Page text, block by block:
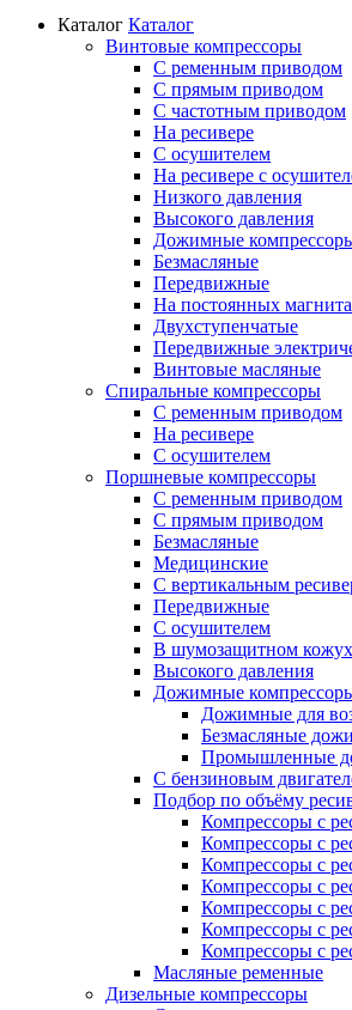
Каталог Каталог
Винтовые компрессоры
С ременным приводом
С прямым приводом
С частотным приводом
На ресивере
С осушителем
На ресивере с
Низкого давления
Высокого давления
Дожимные
Безмасляные
Передвижные
На постоянных
Двухступенчатые
Передвижные
Винтовые масляные
Спиральные компрессоры
С ременным приводом
На ресивере
С осушителем
Поршневые компрессоры
С ременным приводом
С прямым приводом
Безмасляные
Медицинские
С вертикальным
Передвижные
С осушителем
В шумозащитном
Высокого давления
Дожимные
Дожимные для
Безмасляные
Промышленные
С бензиновым
Подбор по объёму
Компрессоры с
Компрессоры с
Компрессоры с
Компрессоры с
Компрессоры с
Компрессоры с
Компрессоры с
Масляные ременные
Дизельные компрессоры